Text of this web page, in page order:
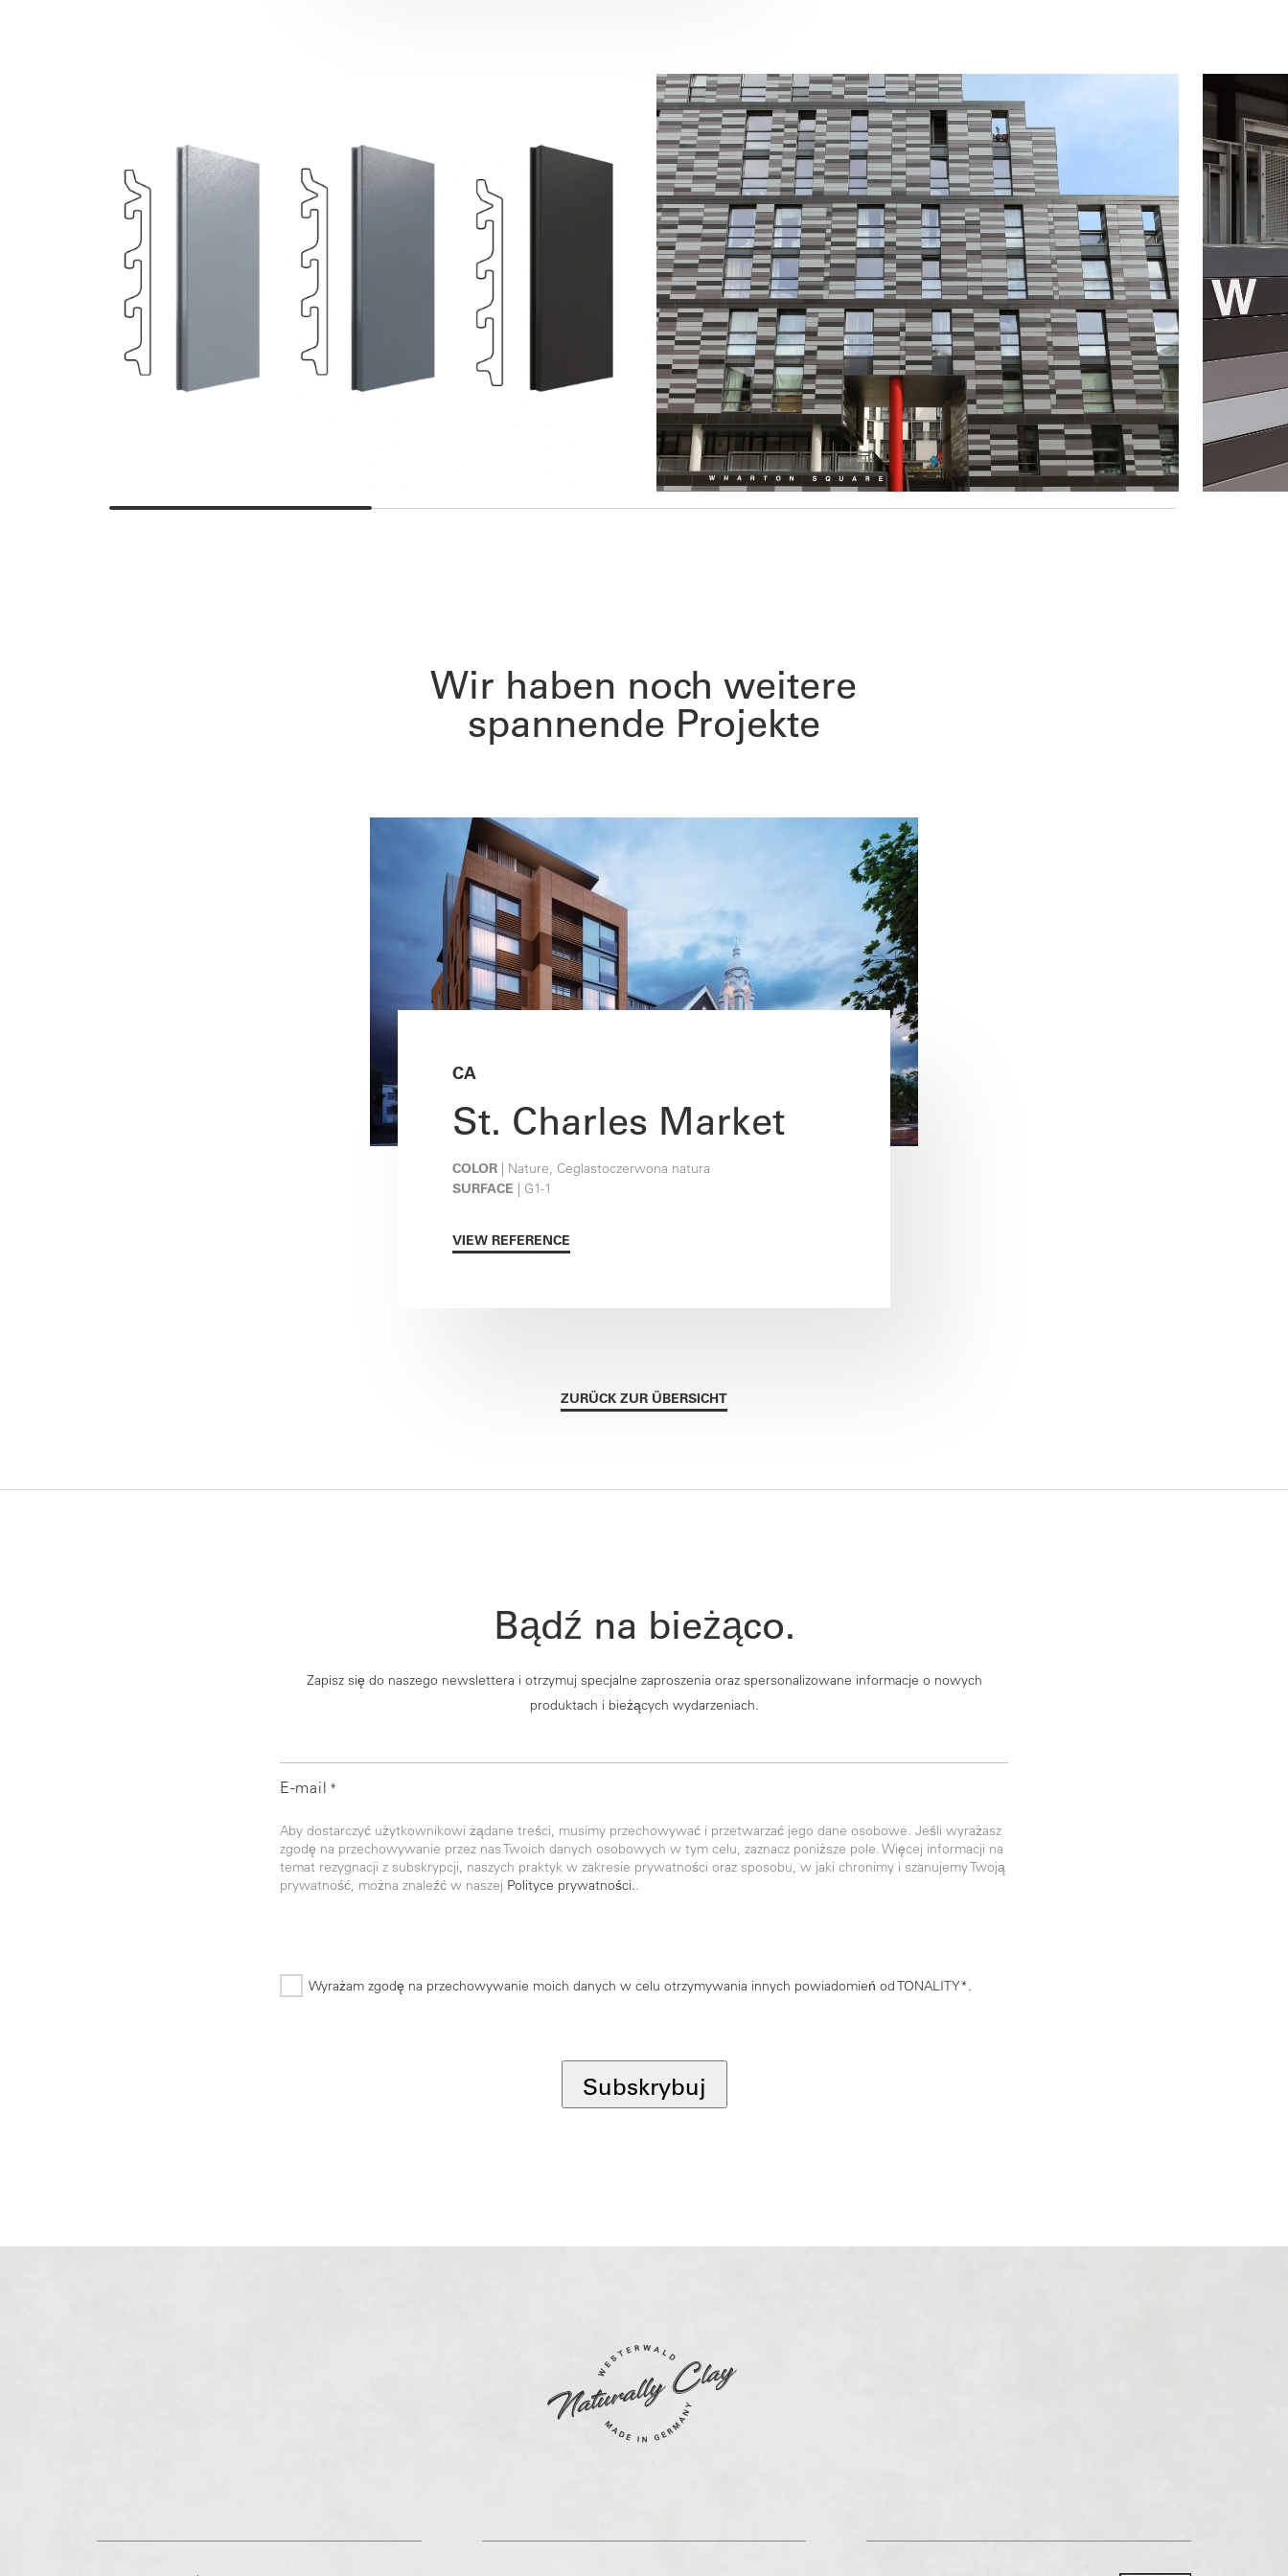
Wir haben noch weitere
spannende Projekte
CA
St. Charles Market
COLOR | Nature, Ceglastoczerwona natura
SURFACE | G1-1
VIEW REFERENCE
ZURÜCK ZUR ÜBERSICHT
Bądź na bieżąco.
Zapisz się do naszego newslettera i otrzymuj specjalne zaproszenia oraz spersonalizowane informacje o nowych
produktach i bieżących wydarzeniach.
E-mail *
Aby dostarczyć użytkownikowi żądane treści, musimy przechowywać i przetwarzać jego dane osobowe. Jeśli wyrażasz
zgodę na przechowywanie przez nas Twoich danych osobowych w tym celu, zaznacz poniższe pole. Więcej informacji na
temat rezygnacji z subskrypcji, naszych praktyk w zakresie prywatności oraz sposobu, w jaki chronimy i szanujemy Twoją
prywatność, można znaleźć w naszej Polityce prywatności..
Wyrażam zgodę na przechowywanie moich danych w celu otrzymywania innych powiadomień od TONALITY*.
Subskrybuj